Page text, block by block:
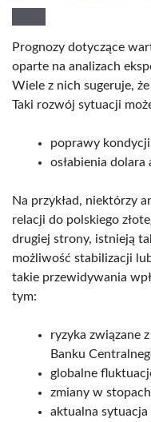
Prognozy dotyczące
oparte na analizach
Wiele z nich sugeruje,
Taki rozwój sytuacji
poprawy
osłabienia dolara
Na przykład, niektórzy
relacji do polskiego
drugiej strony, istnieją
możliwość stabilizacji
takie przewidywania
tym:
ryzyka związane
Banku
globalne
zmiany w
aktualna